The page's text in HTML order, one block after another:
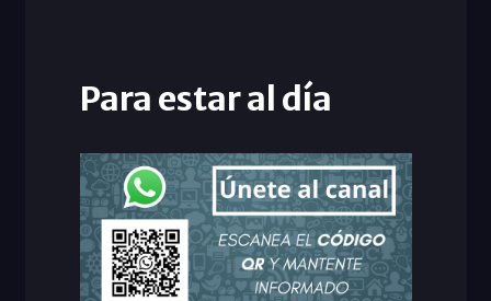
Para estar al día